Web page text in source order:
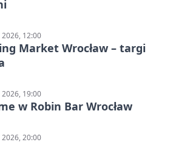
12:00
Market Wrocław – targi
19:00
w Robin Bar Wrocław
20:00